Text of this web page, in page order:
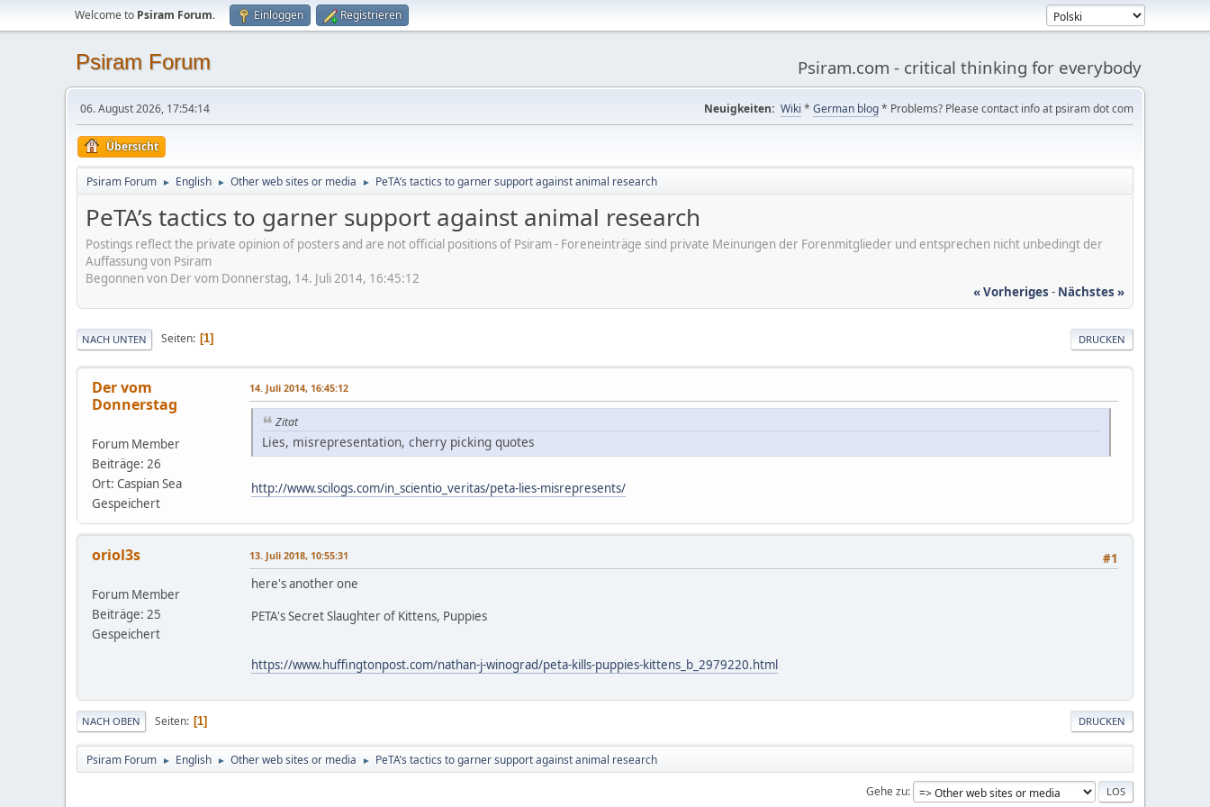
Welcome to Psiram Forum. Einloggen Registrieren
Psiram Forum Psiram.com - critical thinking for everybody
06. August 2026, 17:54:14 Neuigkeiten: Wiki * German blog* Problems? Please contact info at psiram dot com
Übersicht
Psiram Forum ► English ► Other web sites or media ► PeTA’s tactics to garner support against animal research
PeTA’s tactics to garner support against animal research
Postings reflect the private opinion of posters and are not official positions of Psiram - Foreneinträge sind private Meinungen der Forenmitglieder und entsprechen nicht unbedingt der
Auffassung von Psiram
Begonnen von Der vom Donnerstag, 14. Juli 2014, 16:45:12
« Vorheriges - Nächstes »
DRUCKEN
NACH UNTEN Seiten 1
Der vom
Donnerstag
Forum Member
Beiträge: 26
Ort: Caspian Sea
Gespeichert
14. Juli 2014, 16:45:12
Zitat
Lies, misrepresentation, cherry picking quotes
http://www.scilogs.com/in_scientio_veritas/peta-lies-misrepresents/
oriol3s
Forum Member
Beiträge: 25
Gespeichert
#1
13. Juli 2018, 10:55:31
here's another one
PETA's Secret Slaughter of Kittens, Puppies
https://www.huffingtonpost.com/nathan-j-winograd/peta-kills-puppies-kittens_b_2979220.html
DRUCKEN
NACH OBEN Seiten 1
Psiram Forum ► English ► Other web sites or media ► PeTA’s tactics to garner support against animal research
Gehe zu